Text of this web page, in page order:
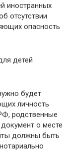
иностранных
отсутствии
опасность
будет
личность
родственные
о месте
должны быть